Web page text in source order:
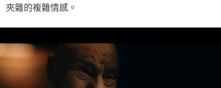
夾雜的複雜情感。